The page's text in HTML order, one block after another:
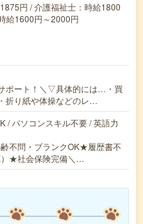
円 / 介護福祉士：時給1800
給1600円～2000円
ポート！＼▽具体的には…・買
折り紙や体操などのレ…
/ パソコンスキル不要 / 英語力
不問・ブランクOK★履歴書不
）★社会保険完備＼…